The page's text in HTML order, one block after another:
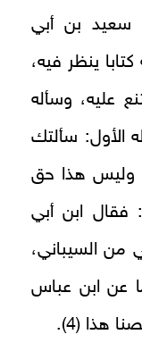
سعيد بن أبي
كتابا ينظر فيه،
عليه، وسأله
الأول: سألتك
وليس هذا حق
فقال ابن أبي
(2) الشيباني من السيباني،
عن ابن عباس